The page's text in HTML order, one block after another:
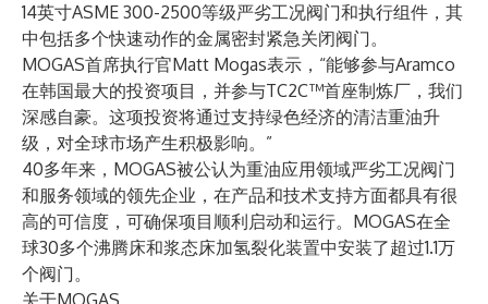
14英寸ASME 300-2500等级严劣工况阀门和执行组件，其
中包括多个快速动作的金属密封紧急关闭阀门。
MOGAS首席执行官Matt Mogas表示，“能够参与Aramco
在韩国最大的投资项目，并参与TC2C™首座制炼厂，我们
深感自豪。这项投资将通过支持绿色经济的清洁重油升
级，对全球市场产生积极影响。”
40多年来，MOGAS被公认为重油应用领域严劣工况阀门
和服务领域的领先企业，在产品和技术支持方面都具有很
高的可信度，可确保项目顺利启动和运行。MOGAS在全
球30多个沸腾床和浆态床加氢裂化装置中安装了超过1.1万
个阀门。
关于MOGAS